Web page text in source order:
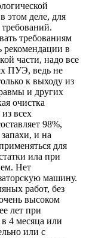
этом деле, для
требованиям
рекомендации в
части, надо все
ПУЭ, ведь не
к выходу из
и других
очистка
всех
98%,
и на
для
ила при
Нет
машину.
работ, без
высоком
лет при
4 месяца или
или с